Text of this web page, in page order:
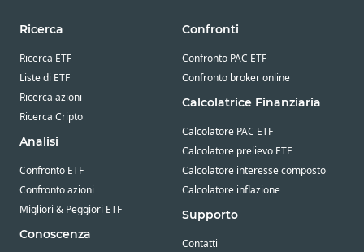
Ricerca
Ricerca ETF
Liste di ETF
Ricerca azioni
Ricerca Cripto
Analisi
Confronto ETF
Confronto azioni
Migliori & Peggiori ETF
Conoscenza
Confronti
Confronto PAC ETF
Confronto broker online
Calcolatrice Finanziaria
Calcolatore PAC ETF
Calcolatore prelievo ETF
Calcolatore interesse composto
Calcolatore inflazione
Supporto
Contatti